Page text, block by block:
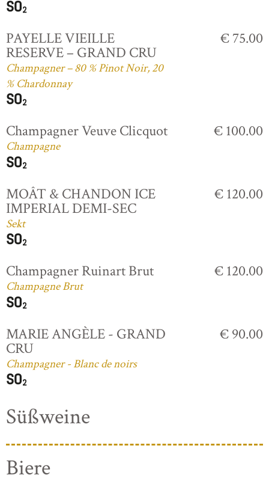
PAYELLE VIEILLE
RESERVE – GRAND CRU
Champagner – 80 % Pinot Noir, 20
% Chardonnay
€ 75.00
Champagner Veuve Clicquot
Champagne
€ 100.00
MOÂT & CHANDON ICE
IMPERIAL DEMI-SEC
Sekt
€ 120.00
Champagner Ruinart Brut
Champagne Brut
€ 120.00
MARIE ANGÈLE - GRAND
CRU
Champagner - Blanc de noirs
€ 90.00
Süßweine
Biere